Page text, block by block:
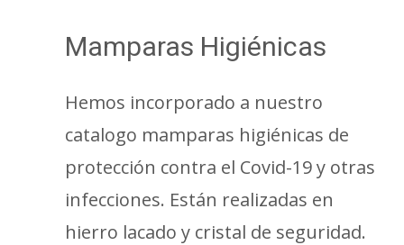
Mamparas Higiénicas
Hemos incorporado a nuestro
catalogo mamparas higiénicas de
protección contra el Covid-19 y otras
infecciones. Están realizadas en
hierro lacado y cristal de seguridad.